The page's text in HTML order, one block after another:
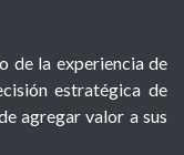
de la experiencia de
estratégica de
agregar valor a sus